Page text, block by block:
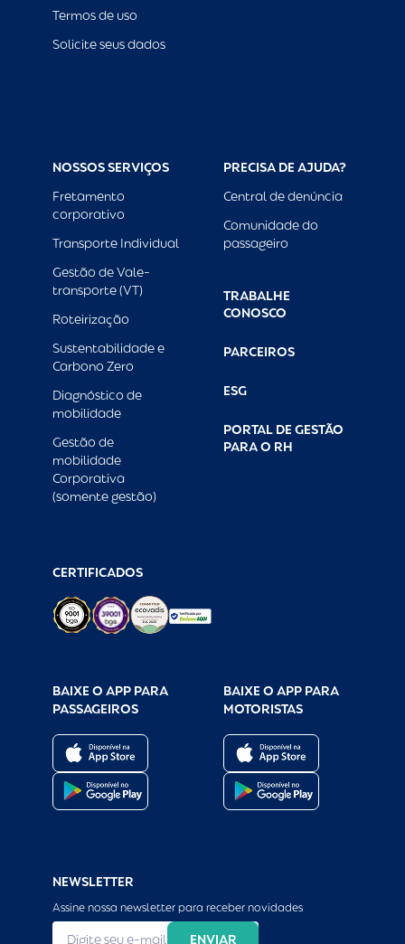
Termos de uso
Solicite seus dados
NOSSOS SERVIÇOS
Fretamento
corporativo
Transporte Individual
Gestão de Vale-
transporte (VT)
Roteirização
Sustentabilidade e
Carbono Zero
Diagnóstico de
mobilidade
Gestão de
mobilidade
Corporativa
(somente gestão)
PRECISA DE AJUDA?
Central de denúncia
Comunidade do
passageiro
TRABALHE
CONOSCO
PARCEIROS
ESG
PORTAL DE GESTÃO
PARA O RH
CERTIFICADOS
NEWSLETTER
Assine nossa newsletter para receber novidades
BAIXE O APP PARA
PASSAGEIROS
BAIXE O APP PARA
MOTORISTAS